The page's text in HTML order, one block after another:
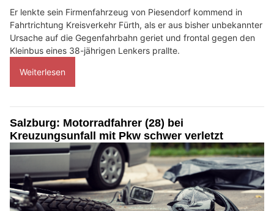
Er lenkte sein Firmenfahrzeug von Piesendorf kommend in
Fahrtrichtung Kreisverkehr Fürth, als er aus bisher unbekannter
Ursache auf die Gegenfahrbahn geriet und frontal gegen den
Kleinbus eines 38-jährigen Lenkers prallte.
Weiterlesen
Salzburg: Motorradfahrer (28) bei
Kreuzungsunfall mit Pkw schwer verletzt